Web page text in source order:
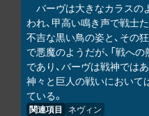
バーヴは大きなカラスの
われ、甲高い鳴き声で戦士
不吉な黒い鳥の姿と、その
で悪魔のようだが、「戦へ
であり、バーヴは戦神では
神々と巨人の戦いにおいて
ている。
関連項目 ネヴィン